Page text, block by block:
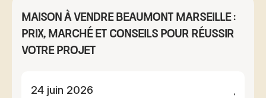
Maison à vendre Beaumont Marseille :
prix, marché et conseils pour réussir
votre projet
24 juin 2026